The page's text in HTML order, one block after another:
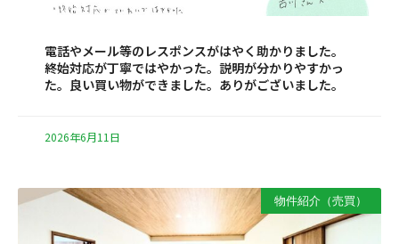
電話やメール等のレスポンスがはやく助かりました。
終始対応が丁寧ではやかった。説明が分かりやすかっ
た。良い買い物ができました。ありがございました。
2026年6月11日
物件紹介（売買）